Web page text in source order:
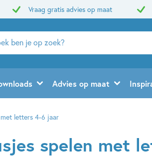
Vraag gratis advies op maat
Advies op maat
letters 4-6 jaar
spelen met